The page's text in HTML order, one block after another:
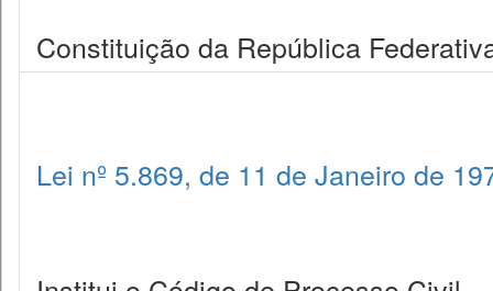
Constituição da República
Lei nº 5.869, de 11 de Janeiro de